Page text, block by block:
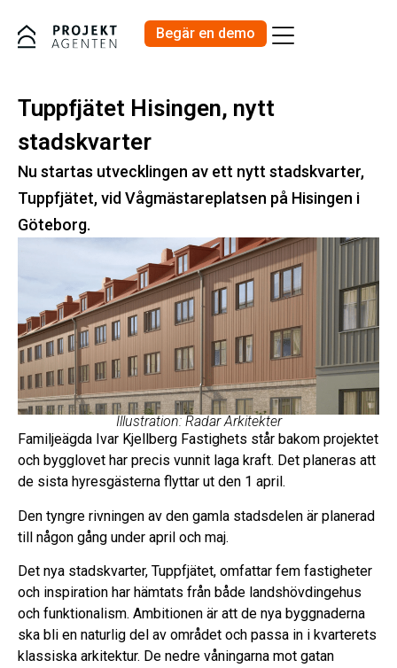
Begär en demo
Tuppfjätet Hisingen, nytt
stadskvarter
Nu startas utvecklingen av ett nytt stadskvarter,
Tuppfjätet, vid Vågmästareplatsen på Hisingen i
Göteborg.
Illustration: Radar Arkitekter
Familjeägda Ivar Kjellberg Fastighets står bakom projektet
och bygglovet har precis vunnit laga kraft. Det planeras att
de sista hyresgästerna flyttar ut den 1 april.
Den tyngre rivningen av den gamla stadsdelen är planerad
till någon gång under april och maj.
Det nya stadskvarter, Tuppfjätet, omfattar fem fastigheter
och inspiration har hämtats från både landshövdingehus
och funktionalism. Ambitionen är att de nya byggnaderna
ska bli en naturlig del av området och passa in i kvarterets
klassiska arkitektur. De nedre våningarna mot gatan